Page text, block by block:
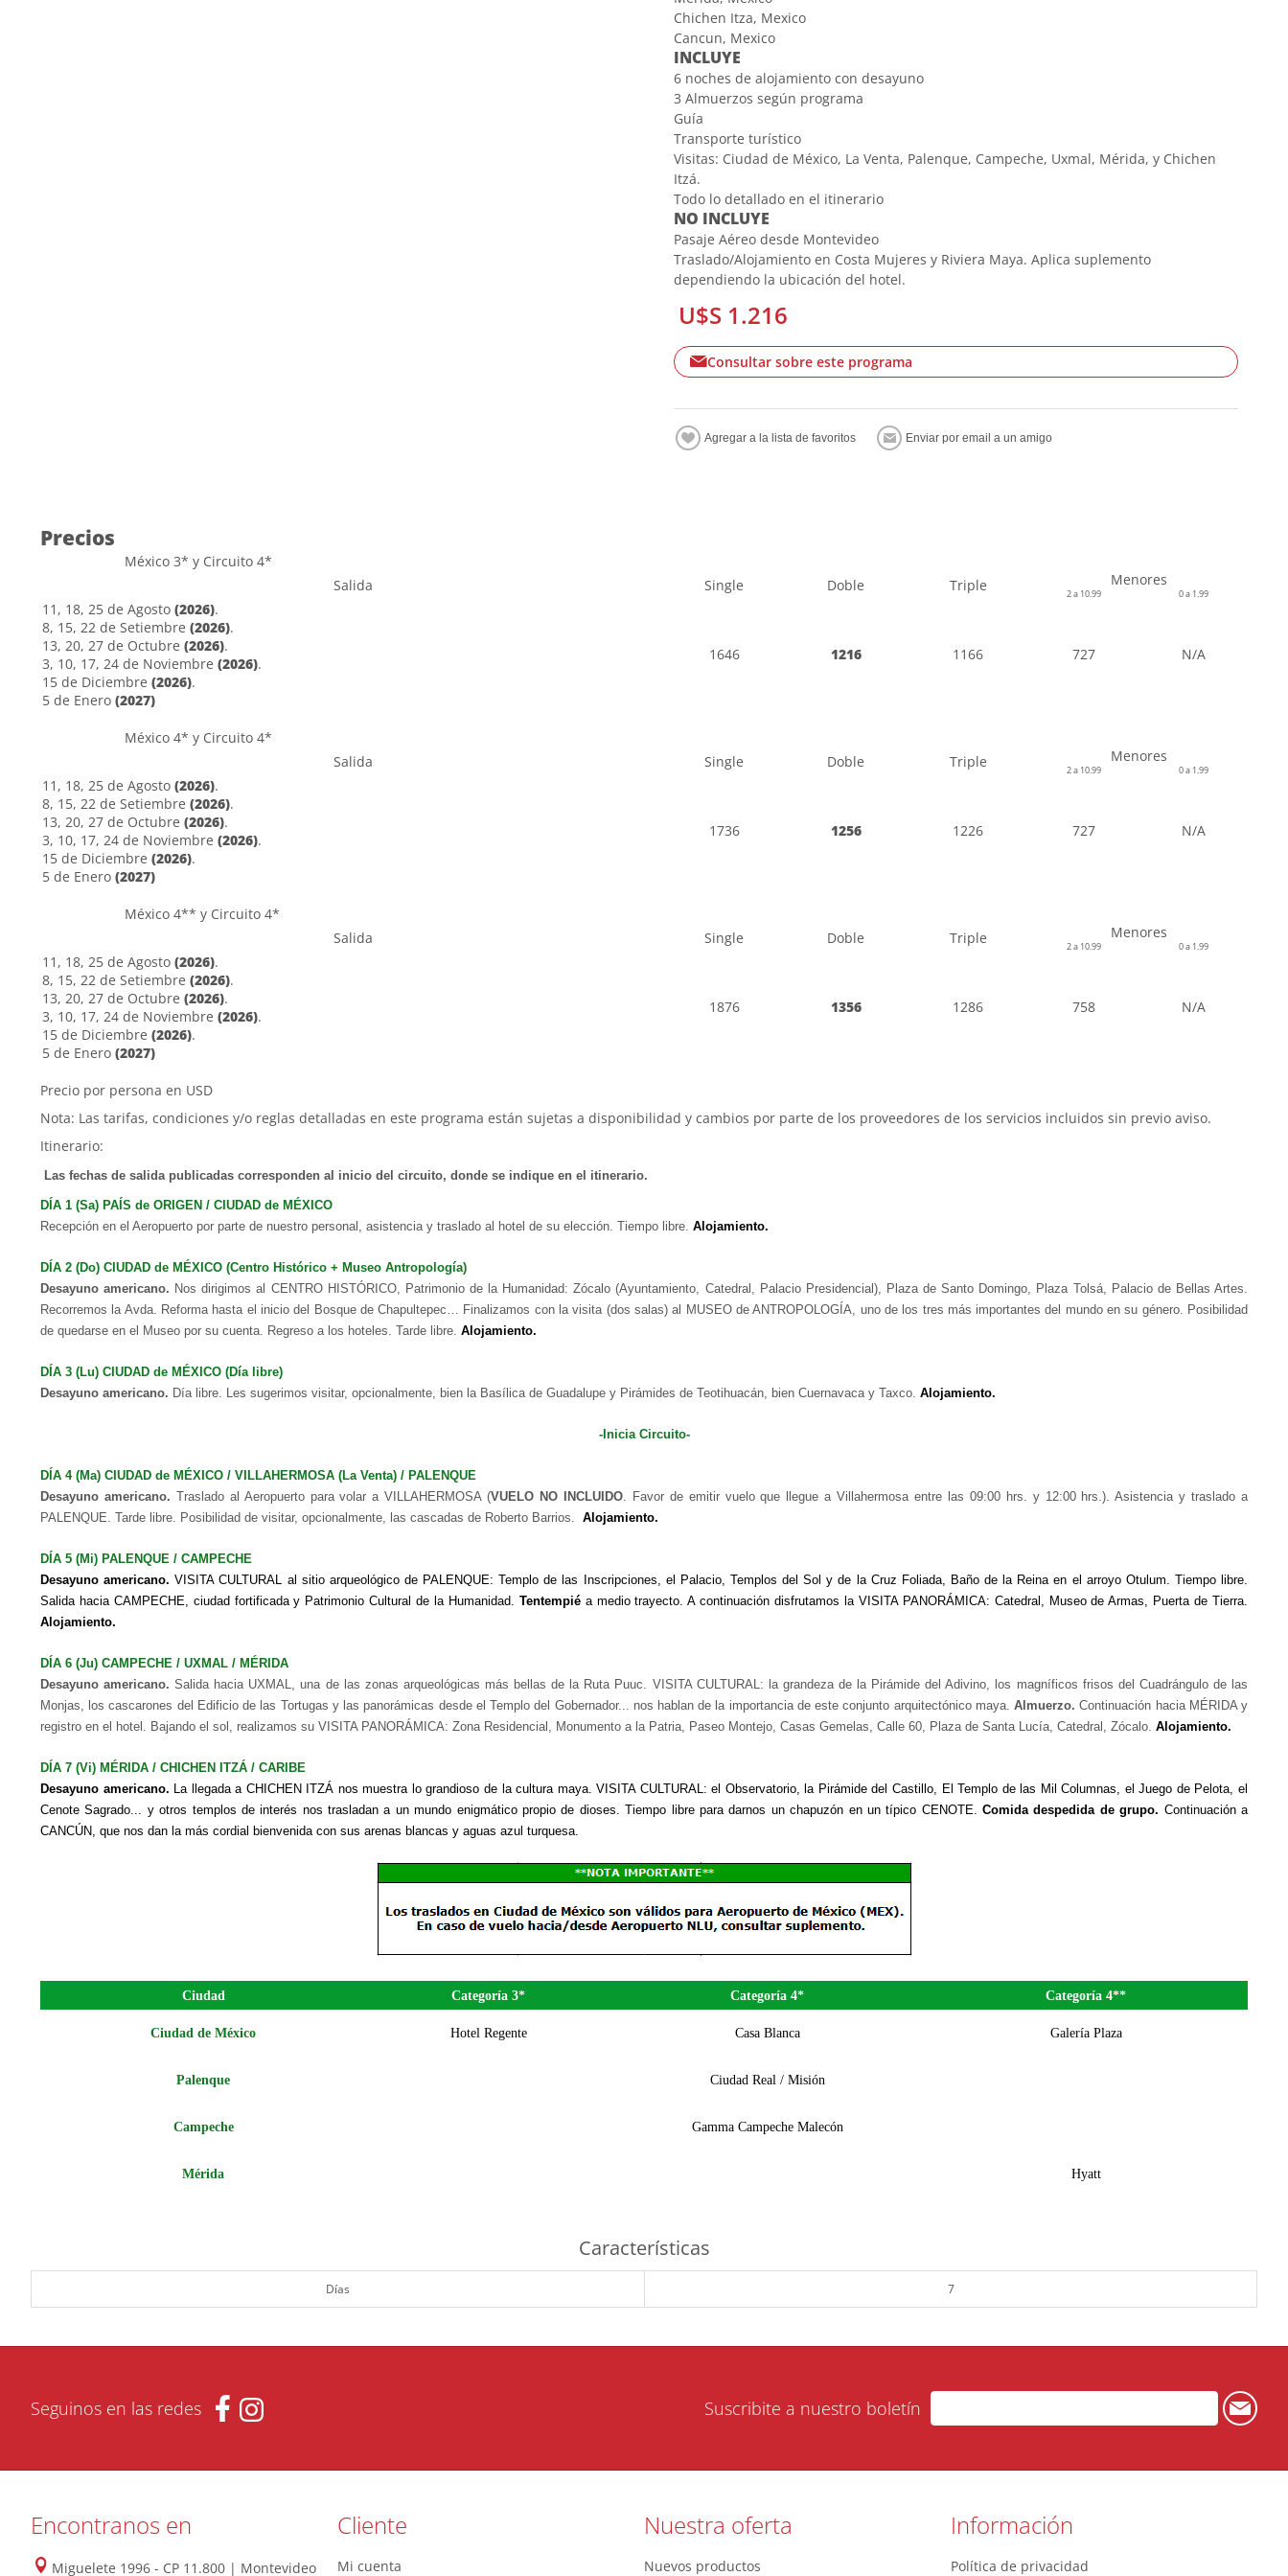
Chichen Itza, Mexico
Cancun, Mexico
INCLUYE
6 noches de alojamiento con desayuno
3 Almuerzos según programa
Guía
Transporte turístico
Visitas: Ciudad de México, La Venta, Palenque, Campeche, Uxmal, Mérida, y Chichen
Itzá.
Todo lo detallado en el itinerario
NO INCLUYE
Pasaje Aéreo desde Montevideo
Traslado/Alojamiento en Costa Mujeres y Riviera Maya. Aplica suplemento
dependiendo la ubicación del hotel.
U$S 1.216
Consultar sobre este programa
Precios
México 3* y Circuito 4*
Salida
Single Doble Triple Menores
2 a 10.99 0 a 1.99
11, 18, 25 de Agosto (2026).
8, 15, 22 de Setiembre (2026).
13, 20, 27 de Octubre (2026).
3, 10, 17, 24 de Noviembre (2026).
15 de Diciembre (2026).
5 de Enero (2027)
1646 1216 1166 727 N/A
México 4* y Circuito 4*
Salida
Single Doble Triple Menores
2 a 10.99 0 a 1.99
11, 18, 25 de Agosto (2026).
8, 15, 22 de Setiembre (2026).
13, 20, 27 de Octubre (2026).
3, 10, 17, 24 de Noviembre (2026).
15 de Diciembre (2026).
5 de Enero (2027)
1736 1256 1226 727 N/A
México 4** y Circuito 4*
Salida
Single Doble Triple Menores
2 a 10.99 0 a 1.99
11, 18, 25 de Agosto (2026).
8, 15, 22 de Setiembre (2026).
13, 20, 27 de Octubre (2026).
3, 10, 17, 24 de Noviembre (2026).
15 de Diciembre (2026).
5 de Enero (2027)
1876 1356 1286 758 N/A
Precio por persona en USD
Nota: Las tarifas, condiciones y/o reglas detalladas en este programa están sujetas a disponibilidad y cambios por parte de los proveedores de los servicios incluidos sin previo aviso.
Itinerario:
Las fechas de salida publicadas corresponden al inicio del circuito, donde se indique en el itinerario.
DÍA 1 (Sa) PAÍS de ORIGEN / CIUDAD de MÉXICO
Recepción en el Aeropuerto por parte de nuestro personal, asistencia y traslado al hotel de su elección. Tiempo libre. Alojamiento.
DÍA 2 (Do) CIUDAD de MÉXICO (Centro Histórico + Museo Antropología)
Desayuno americano. Nos dirigimos al CENTRO HISTÓRICO, Patrimonio de la Humanidad: Zócalo (Ayuntamiento, Catedral, Palacio Presidencial), Plaza de Santo Domingo, Plaza Tolsá, Palacio de Bellas Artes.
Recorremos la Avda. Reforma hasta el inicio del Bosque de Chapultepec… Finalizamos con la visita (dos salas) al MUSEO de ANTROPOLOGÍA, uno de los tres más importantes del mundo en su género. Posibilidad
de quedarse en el Museo por su cuenta. Regreso a los hoteles. Tarde libre. Alojamiento.
DÍA 3 (Lu) CIUDAD de MÉXICO (Día libre)
Desayuno americano. Día libre. Les sugerimos visitar, opcionalmente, bien la Basílica de Guadalupe y Pirámides de Teotihuacán, bien Cuernavaca y Taxco. Alojamiento.
-Inicia Circuito-
DÍA 4 (Ma) CIUDAD de MÉXICO / VILLAHERMOSA (La Venta) / PALENQUE
Desayuno americano. Traslado al Aeropuerto para volar a VILLAHERMOSA (VUELO NO INCLUIDO. Favor de emitir vuelo que llegue a Villahermosa entre las 09:00 hrs. y 12:00 hrs.). Asistencia y traslado a
PALENQUE. Tarde libre. Posibilidad de visitar, opcionalmente, las cascadas de Roberto Barrios. Alojamiento.
DÍA 5 (Mi) PALENQUE / CAMPECHE
Desayuno americano. VISITA CULTURAL al sitio arqueológico de PALENQUE: Templo de las Inscripciones, el Palacio, Templos del Sol y de la Cruz Foliada, Baño de la Reina en el arroyo Otulum. Tiempo libre.
Salida hacia CAMPECHE, ciudad fortificada y Patrimonio Cultural de la Humanidad. Tentempié a medio trayecto. A continuación disfrutamos la VISITA PANORÁMICA: Catedral, Museo de Armas, Puerta de Tierra.
Alojamiento.
DÍA 6 (Ju) CAMPECHE / UXMAL / MÉRIDA
Desayuno americano. Salida hacia UXMAL, una de las zonas arqueológicas más bellas de la Ruta Puuc. VISITA CULTURAL: la grandeza de la Pirámide del Adivino, los magníficos frisos del Cuadrángulo de las
Monjas, los cascarones del Edificio de las Tortugas y las panorámicas desde el Templo del Gobernador... nos hablan de la importancia de este conjunto arquitectónico maya.Almuerzo. Continuación hacia MÉRIDA y
registro en el hotel. Bajando el sol, realizamos su VISITA PANORÁMICA: Zona Residencial, Monumento a la Patria, Paseo Montejo, Casas Gemelas, Calle 60, Plaza de Santa Lucía, Catedral, Zócalo. Alojamiento.
DÍA 7 (Vi) MÉRIDA / CHICHEN ITZÁ / CARIBE
Desayuno americano. La llegada a CHICHEN ITZÁ nos muestra lo grandioso de la cultura maya. VISITA CULTURAL: el Observatorio, la Pirámide del Castillo, El Templo de las Mil Columnas, el Juego de Pelota, el
Cenote Sagrado... y otros templos de interés nos trasladan a un mundo enigmático propio de dioses. Tiempo libre para darnos un chapuzón en un típico CENOTE.Comida despedida de grupo. Continuación a
CANCÚN, que nos dan la más cordial bienvenida con sus arenas blancas y aguas azul turquesa.
Ciudad Categoría 3* Categoría 4* Categoría 4**
Ciudad de México Hotel Regente Casa Blanca Galería Plaza
Palenque Ciudad Real / Misión
Campeche Gamma Campeche Malecón
Mérida Hyatt
Características
Días 7
Seguinos en las redes Suscribite a nuestro boletín
Encontranos en
Miguelete 1996 - CP 11.800 | Montevideo
Cliente
Mi cuenta
Nuestra oferta
Nuevos productos
Información
Política de privacidad